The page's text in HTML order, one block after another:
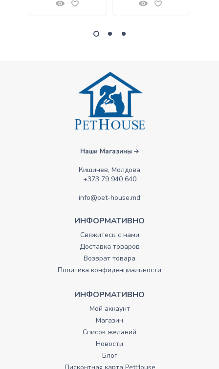
Наши Магазины
Кишинев, Молдова
+373 79 940 640
info@pet-house.md
ИНФОРМАТИВНО
Свяжитесь с нами
Доставка товаров
Возврат товара
Политика конфиденциальности
ИНФОРМАТИВНО
Мой аккаунт
Магазин
Список желаний
Новости
Блог
Дисконтная карта PetHouse